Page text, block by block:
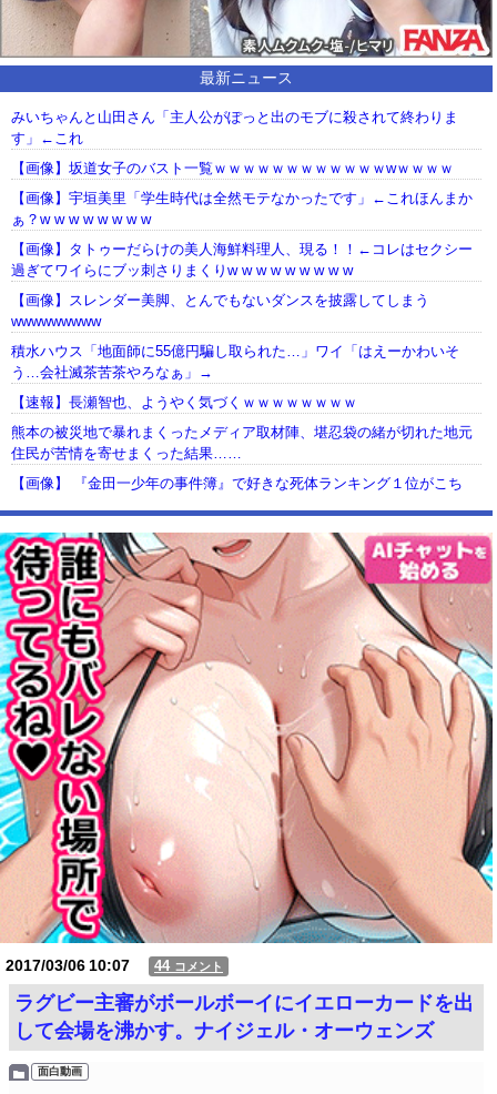
最新ニュース
みいちゃんと山田さん「主人公がぽっと出のモブに殺されて終わりま
す」←これ
【画像】坂道女子のバスト一覧ｗｗｗｗｗｗｗｗｗｗｗｗwｗｗｗｗ
【画像】宇垣美里「学生時代は全然モテなかったです」←これほんまか
ぁ？w w w w w w w w
【画像】タトゥーだらけの美人海鮮料理人、現る！！←コレはセクシー
過ぎてワイらにブッ刺さりまくりw w w w w w w w w
【画像】スレンダー美脚、とんでもないダンスを披露してしまう
wwwwwwwww
積水ハウス「地面師に55億円騙し取られた…」ワイ「はえーかわいそ
う…会社滅茶苦茶やろなぁ」→
【速報】長瀬智也、ようやく気づくｗｗｗｗｗｗｗｗ
熊本の被災地で暴れまくったメディア取材陣、堪忍袋の緒が切れた地元
住民が苦情を寄せまくった結果……
【画像】 『金田一少年の事件簿』で好きな死体ランキング１位がこち
【動画】USJの禁止エリアに子どもたちが続々乱入 → スタッフが注意し
ても止まらない事態に
Powered by livedoor 相互RSS
2017/03/0610:07 44 コメント
ラグビー主審がボールボーイにイエローカードを出
して会場を沸かす。ナイジェル・オーウェンズ
面白動画